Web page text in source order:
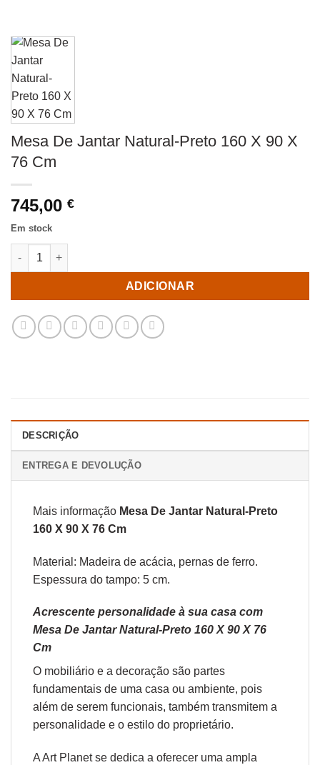
Mesa De Jantar Natural-Preto 160 X 90 X
76 Cm
745,00 €
Em stock
Quantidade de Mesa De Jantar Natural-Preto 160 X 90 X 76 Cm
ADICIONAR
DESCRIÇÃO
ENTREGA E DEVOLUÇÃO
Mais informação Mesa De Jantar Natural-Preto
160 X 90 X 76 Cm
Material: Madeira de acácia, pernas de ferro.
Espessura do tampo: 5 cm.
Acrescente personalidade à sua casa com
Mesa De Jantar Natural-Preto 160 X 90 X 76
Cm
O mobiliário e a decoração são partes
fundamentais de uma casa ou ambiente, pois
além de serem funcionais, também transmitem a
personalidade e o estilo do proprietário.
A Art Planet se dedica a oferecer uma ampla